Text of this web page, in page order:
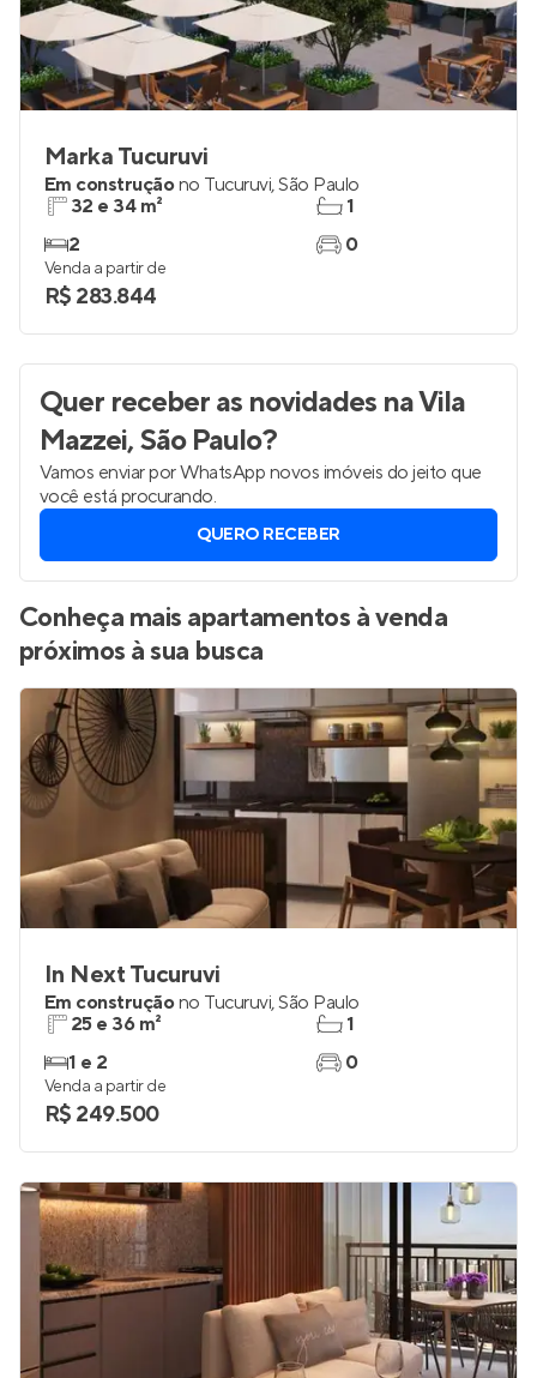
Marka Tucuruvi
Em construçãono Tucuruvi,São Paulo
32 e 34 m²
2
1
0
Venda a partir de
R$ 283.844
Quer receber as novidades na Vila
Mazzei, São Paulo?
Vamos enviar por WhatsApp novos imóveis do jeito que
você está procurando.
QUERO RECEBER
Conheça mais apartamentos à venda
próximos à sua busca
In Next Tucuruvi
Em construçãono Tucuruvi,São Paulo
25 e 36 m²
1 e 2
1
0
Venda a partir de
R$ 249.500